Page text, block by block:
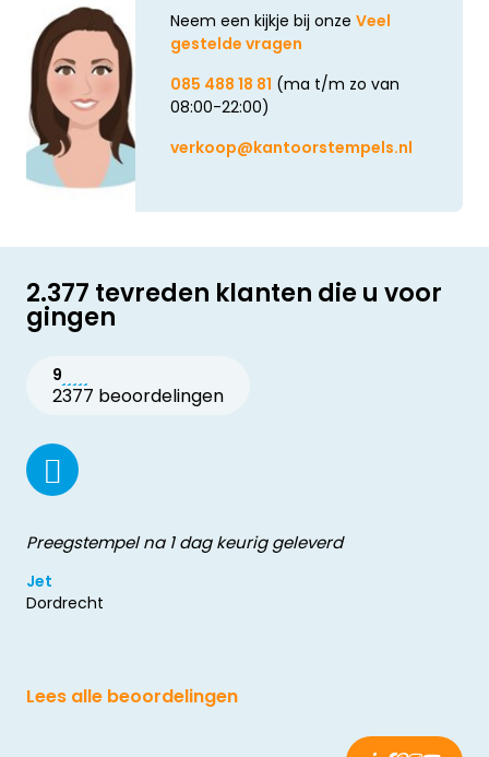
Neem een kijkje bij onze Veel
gestelde vragen
085 488 18 81 (ma t/m zo van
08:00-22:00)
verkoop@kantoorstempels.nl
2.377 tevreden klanten die u voor
gingen
9
2377 beoordelingen
Preegstempel na 1 dag keurig geleverd
Jet
Dordrecht
Lees alle beoordelingen